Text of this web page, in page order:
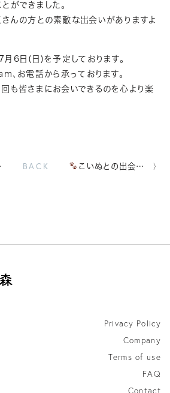
ができました。
さんの方との素敵な出会いがありますよ
6日(日)を予定しております。
お電話から承っております。
も皆さまにお会いできるのを心より楽
BACK こいぬとの出会…
Privacy Policy
Company
Terms of use
FAQ
Contact